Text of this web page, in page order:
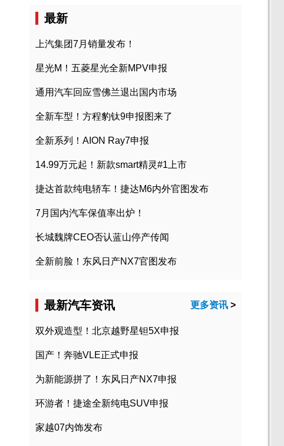
最新
上汽集团7月销量发布！
星光M！五菱星光全新MPV申报
通用汽车回应雪佛兰退出国内市场
全新车型！方程豹钛9申报图来了
全新系列！AION Ray7申报
14.99万元起！新款smart精灵#1上市
捷达首款纯电轿车！捷达M6内外官图发布
7月国内汽车保值率出炉！
长城魏牌CEO否认蓝山停产传闻
全新前脸！东风日产NX7官图发布
最新汽车资讯 更多资讯 >
双外观造型！北京越野星钽5X申报
国产！奔驰VLE正式申报
为新能源拼了！东风日产NX7申报
环游者！捷途全新纯电SUV申报
家越07内饰发布